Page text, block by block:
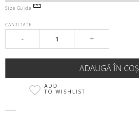
Size Guide
CANTITATE
- +
ADD
TO WISHLIST